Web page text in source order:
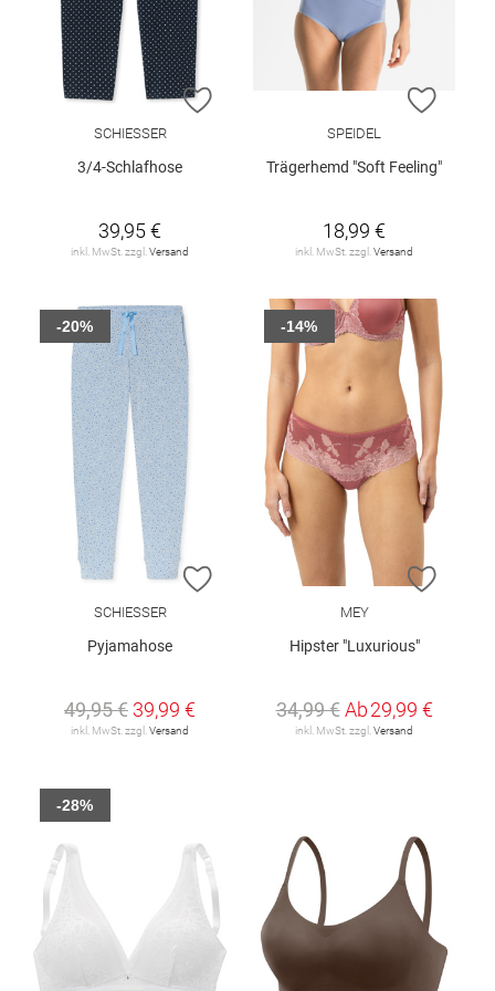
ZUR WUNSCHLISTE HINZUFÜGEN
SCHIESSER
3/4-Schlafhose
39,95 €
inkl. MwSt. zzgl. Versand
ZUR
SPEIDEL
Trägerhemd "Soft Feeling"
18,99 €
inkl. MwSt. zzgl. Versand
ZUR WUNSCHLISTE HINZUFÜGEN
SCHIESSER
Pyjamahose
49,95 € 39,99 €
inkl. MwSt. zzgl. Versand
-20%
ZUR
MEY
Hipster "Luxurious"
34,99 € Ab29,99 €
inkl. MwSt. zzgl. Versand
-14%
-28%